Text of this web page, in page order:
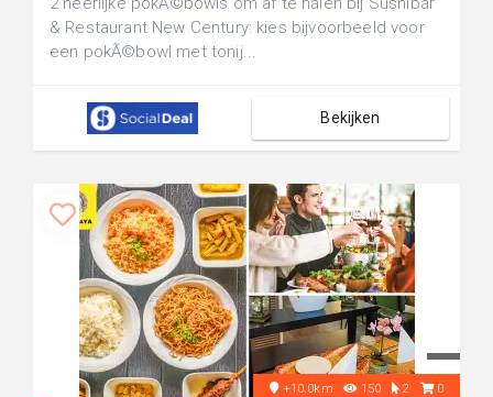
& Restaurant New Century: kies bijvoorbeeld voor
een pokÃ©bowl met tonij...
Bekijken
+10.0km 150 2 0